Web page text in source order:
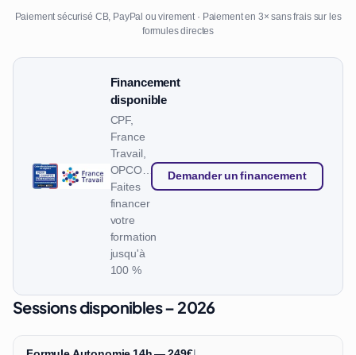
Paiement sécurisé CB, PayPal ou virement · Paiement en 3× sans frais sur les
formules directes
Financement
disponible
CPF,
France
Travail,
OPCO…
Faites
financer
votre
formation
jusqu'à
100 %
Demander un financement
Sessions disponibles – 2026